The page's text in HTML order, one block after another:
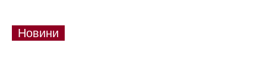
Новини